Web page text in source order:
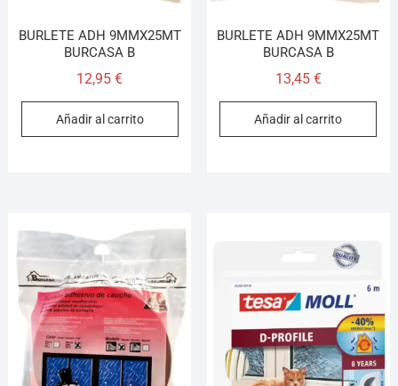
BURLETE ADH 9MMX25MT
BURCASA B
12,95€
Añadir al carrito
BURLETE ADH 9MMX25MT
BURCASA B
13,45 €
Añadir al carrito